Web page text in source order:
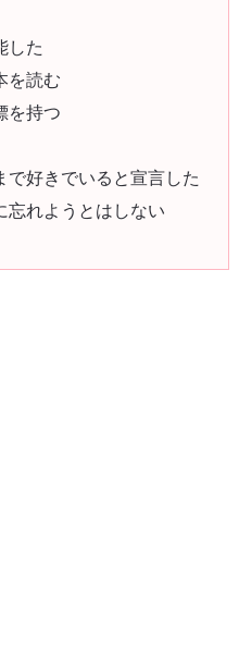
した
を読む
を持つ
好きでいると宣言した
忘れようとはしない